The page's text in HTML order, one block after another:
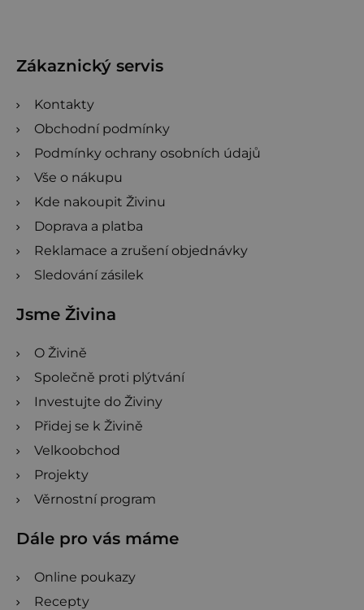
Zákaznický servis
Kontakty
Obchodní podmínky
Podmínky ochrany osobních údajů
Vše o nákupu
Kde nakoupit Živinu
Doprava a platba
Reklamace a zrušení objednávky
Sledování zásilek
Jsme Živina
O Živině
Společně proti plýtvání
Investujte do Živiny
Přidej se k Živině
Velkoobchod
Projekty
Věrnostní program
Dále pro vás máme
Online poukazy
Recepty